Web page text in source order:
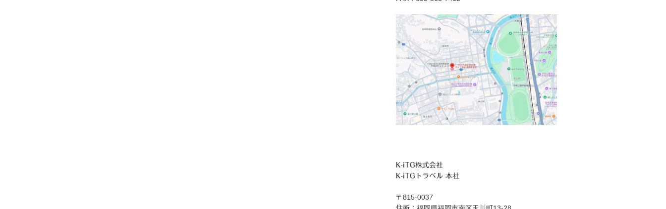
K-iTG株式会社
K-iTGトラベル 本社
〒815-0037